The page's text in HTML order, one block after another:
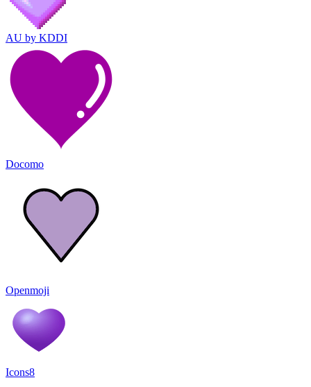
AU by KDDI
Docomo
Openmoji
Icons8